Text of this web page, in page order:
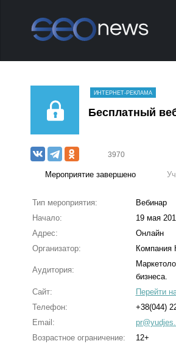
ИНТЕРНЕТ-РЕКЛАМА
Бесплатный
3970
Мероприятие завершено
Тип мероприятия:
Вебинар
Начало:
19 мая
Адрес:
Онлайн
Организатор:
Аудитория:
бизнеса.
Сайт:
Перейти
Телефон:
+38(044)
Email:
Возрастное ограничение:
12+